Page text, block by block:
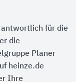
für die
die
Planer
heinze.de
Ihre